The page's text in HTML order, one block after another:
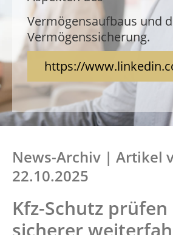
Vermögensaufbaus und
Vermögenssicherung.
https://
Verfügung und beraten
Aspekten des
Vermögensaufbaus und
Vermögenssicherung.
News-Archiv | Artikel
22.10.2025
Kfz-Schutz
sicherer